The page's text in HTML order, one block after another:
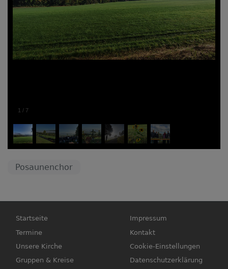
1 / 7
Posaunenchor
Hauptnavigation
Startseite
Termine
Unsere Kirche
Gruppen & Kreise
Fußbereichsmenü
Impressum
Kontakt
Cookie-Einstellungen
Datenschutzerklärung